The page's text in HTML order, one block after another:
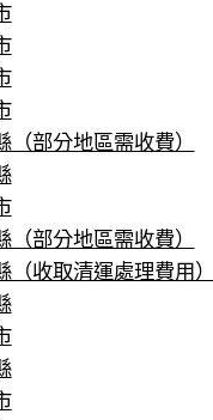
（部分地區需收費）
（部分地區需收費）
（收取清運處理費用）